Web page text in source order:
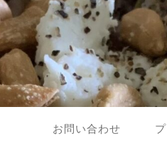
お問い合わせ